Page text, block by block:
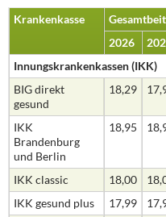
Krankenkasse
2026
Innungskrankenkassen (IKK)
BIG direkt
gesund
18,29
IKK
Brandenburg
und Berlin
18,95
IKK classic 18,00
IKK gesund plus
17,99